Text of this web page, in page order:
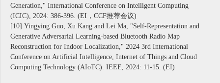
Generation," International Conference on Intelligent Computing
(ICIC), 2024: 386-396. (EI，CCF推荐会议)
[10] Yingying Guo, Xu Kang and Lei Ma, "Self-Representation and
Generative Adversarial Learning-based Bluetooth Radio Map
Reconstruction for Indoor Localization," 2024 3rd International
Conference on Artificial Intelligence, Internet of Things and Cloud
Computing Technology (AIoTC). IEEE, 2024: 11-15. (EI)